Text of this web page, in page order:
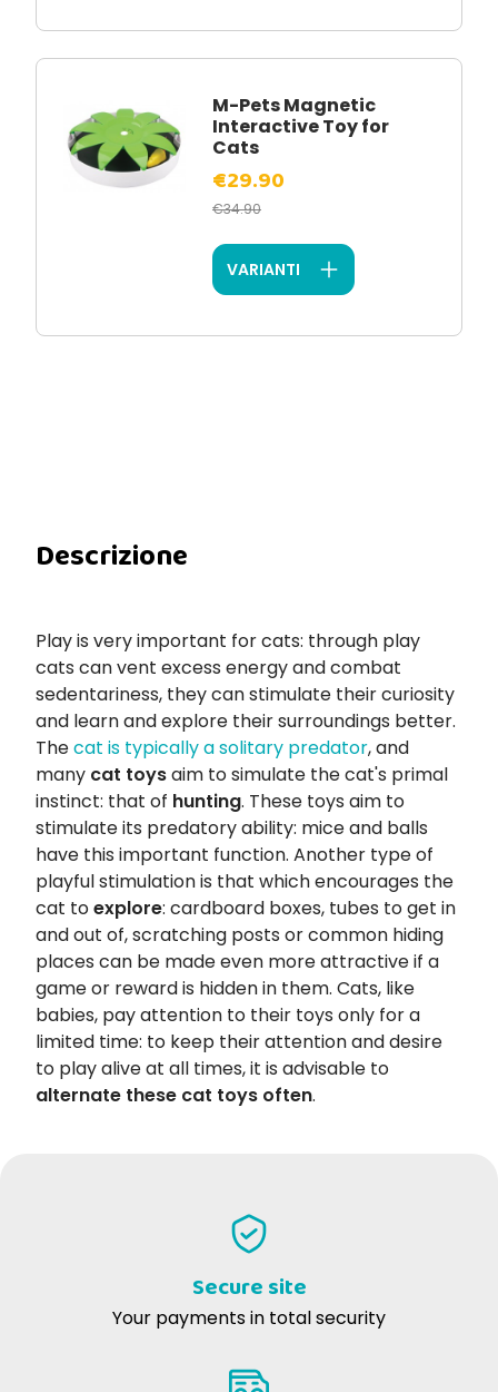
M-Pets Magnetic
Interactive Toy for
Cats
€29.90
€34.90
VARIANTI
Descrizione
Play is very important for cats: through play
cats can vent excess energy and combat
sedentariness, they can stimulate their curiosity
and learn and explore their surroundings better.
Thecat is typically a solitary predator, and
many cat toysaim to simulate the cat's primal
instinct: that of hunting. These toys aim to
stimulate its predatory ability: mice and balls
have this important function. Another type of
playful stimulation is that which encourages the
cat toexplore: cardboard boxes, tubes to get in
and out of, scratching posts or common hiding
places can be made even more attractive if a
game or reward is hidden in them. Cats, like
babies, pay attention to their toys only for a
limited time: to keep their attention and desire
to play alive at all times, it is advisable to
alternate these cat toys often.
Secure site
Your payments in total security